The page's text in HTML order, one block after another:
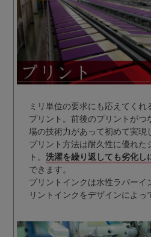
ミリ単位の要求にも応えてく
プリント。前後のプリントがつ
場の技術力があって初めて実現
プリント方法は耐久性に優れた
ト。 洗濯を繰り返しても劣化し
できます。
プリントインクは水性ラバーイ
リントインクをデザインによっ